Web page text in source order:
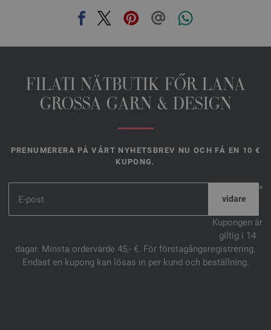
FILATI NÄTBUTIK FŐR LANA
GROSSA GARN & DESIGN
PRENUMERERA PÅ VÅRT NYHETSBREV NU OCH FÅ EN 10 €
KUPONG.
*
Kupongen är
giltig i 14
dagar. Minsta ordervärde 45,- €. För förstagångsregistrering.
Endast en kupong kan lösas in per kund och beställning.